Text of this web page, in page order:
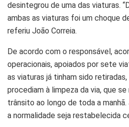
desintegrou de uma das viaturas.
ambas as viaturas foi um choque
referiu João Correia.
De acordo com o responsável,
operacionais, apoiados por sete
as viaturas já tinham sido
procediam à limpeza da via, que
trânsito ao longo de toda a
a normalidade seja restabelecida